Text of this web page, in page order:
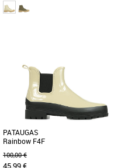
La boots Authentique est revisitée cette
saison avec une toute nouvelle version
plus responsable et [...]
PATAUGAS
Rainbow F4F
100,00 €
45,99 €